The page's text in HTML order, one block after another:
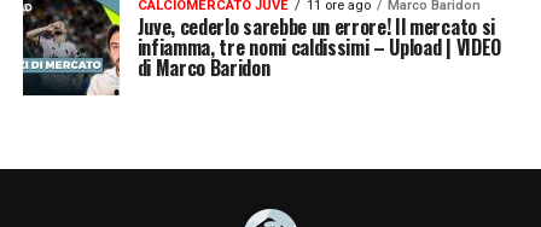
CALCIOMERCATO JUVE 11 ore ago Marco Baridon
Juve, cederlo sarebbe un errore! Il mercato si
infiamma, tre nomi caldissimi – Upload | VIDEO
di Marco Baridon